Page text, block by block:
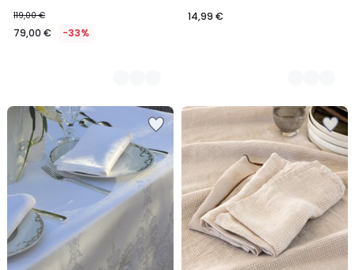
119,00 €
79,00 € -33%
14,99 €